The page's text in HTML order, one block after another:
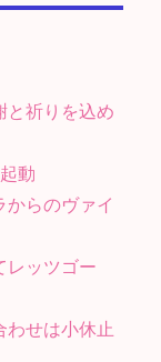
と祈りを込め
動
らのヴァイ
レッツゴー
わせは小休止